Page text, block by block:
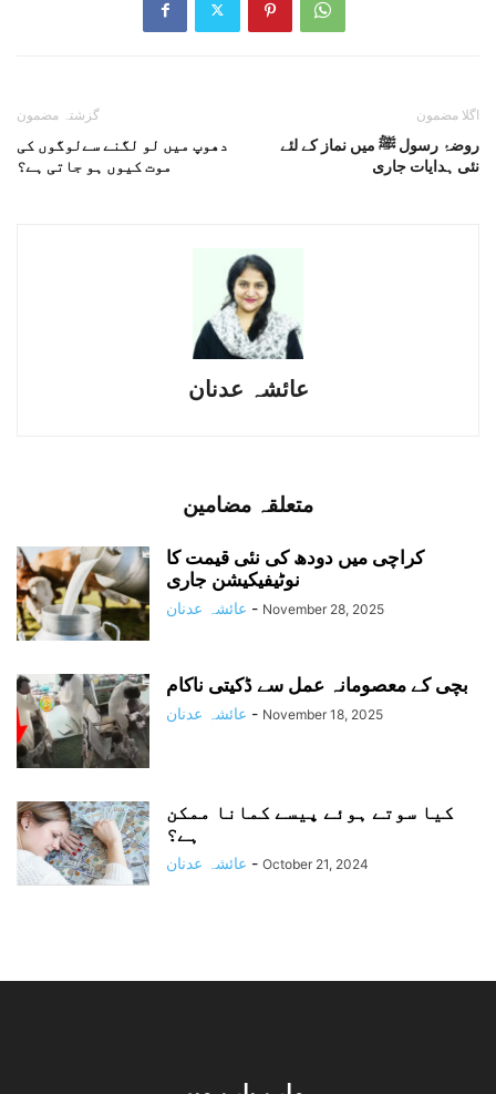
گزشتہ مضمون
دھوپ میں لو لگنے سےلوگوں کی
موت کیوں ہو جاتی ہے؟
اگلا مضمون
روضۂ رسول ﷺ میں نماز کے لئے
نئی ہدایات جاری
عائشہ عدنان
متعلقہ مضامین
کراچی میں دودھ کی نئی قیمت کا
نوٹیفیکیشن جاری
عائشہ عدنان - November 28, 2025
بچی کے معصومانہ عمل سے ڈکیتی ناکام
عائشہ عدنان - November 18, 2025
کیا سوتے ہوئے پیسے کمانا ممکن
ہے؟
عائشہ عدنان - October 21, 2024